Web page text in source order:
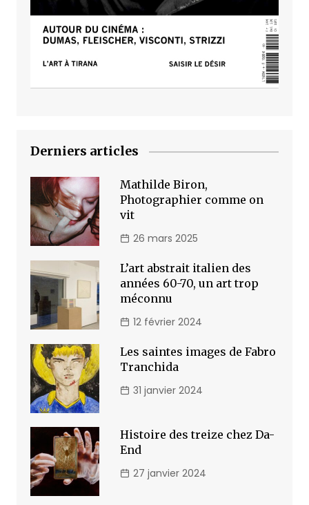
Derniers articles
Mathilde Biron,
Photographier comme on
vit
26 mars 2025
L’art abstrait italien des
années 60-70, un art trop
méconnu
12 février 2024
Les saintes images de Fabro
Tranchida
31 janvier 2024
Histoire des treize chez Da-
End
27 janvier 2024